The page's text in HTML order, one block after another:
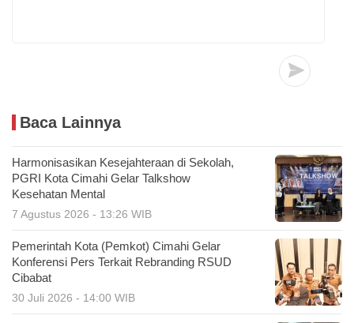
Baca Lainnya
Harmonisasikan Kesejahteraan di Sekolah,
PGRI Kota Cimahi Gelar Talkshow
Kesehatan Mental
7 Agustus 2026 - 13:26 WIB
Pemerintah Kota (Pemkot) Cimahi Gelar
Konferensi Pers Terkait Rebranding RSUD
Cibabat
30 Juli 2026 - 14:00 WIB